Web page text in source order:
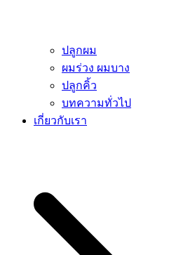
ปลูกผม
ผมร่วง ผมบาง
ปลูกคิ้ว
บทความทั่วไป
เกี่ยวกับเรา